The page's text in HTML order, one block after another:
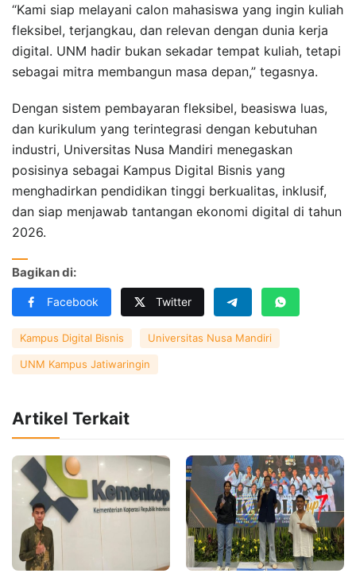
“Kami siap melayani calon mahasiswa yang ingin kuliah
fleksibel, terjangkau, dan relevan dengan dunia kerja
digital. UNM hadir bukan sekadar tempat kuliah, tetapi
sebagai mitra membangun masa depan,” tegasnya.
Dengan sistem pembayaran fleksibel, beasiswa luas,
dan kurikulum yang terintegrasi dengan kebutuhan
industri, Universitas Nusa Mandiri menegaskan
posisinya sebagai Kampus Digital Bisnis yang
menghadirkan pendidikan tinggi berkualitas, inklusif,
dan siap menjawab tantangan ekonomi digital di tahun
2026.
Bagikan di:
Facebook Twitter
Kampus Digital Bisnis Universitas Nusa Mandiri
UNM Kampus Jatiwaringin
Artikel Terkait